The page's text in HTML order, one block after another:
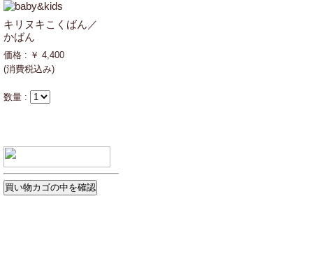
キリヌキこくばん／
かばん
価格 : ￥ 4,400
(消費税込み)
数量 :